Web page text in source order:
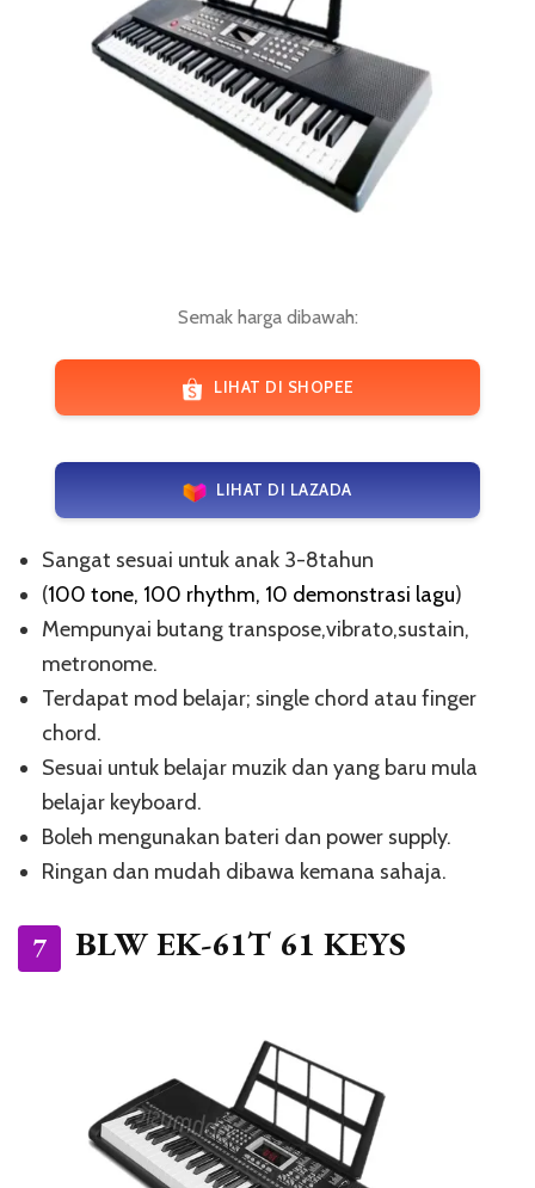
Semak harga dibawah:
LIHAT DI SHOPEE
LIHAT DI LAZADA
Sangat sesuai untuk anak 3-8tahun
(100 tone, 100 rhythm, 10 demonstrasi lagu)
Mempunyai butang transpose,vibrato,sustain,
metronome.
Terdapat mod belajar; single chord atau finger
chord.
Sesuai untuk belajar muzik dan yang baru mula
belajar keyboard.
Boleh mengunakan bateri dan power supply.
Ringan dan mudah dibawa kemana sahaja.
7 BLW EK-61T 61 KEYS